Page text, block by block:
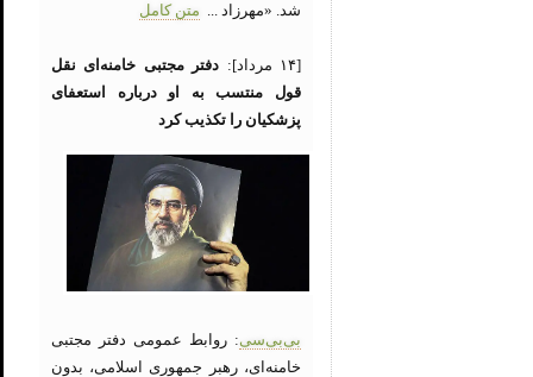
شد. «مهرزاد ... متن کامل
[۱۴ مرداد]:
دفتر مجتبی خامنه‌ای نقل
قول منتسب به او درباره استعفای
پزشکیان را تکذیب کرد
بی‌بی‌سی: روابط عمومی دفتر مجتبی
خامنه‌ای، رهبر جمهوری اسلامی، بدون